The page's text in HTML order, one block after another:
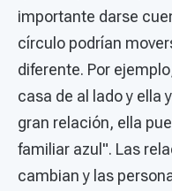
importante darse
círculo podrían
diferente. Por
casa de al lado y ella
gran relación, ella
familiar azul". Las
cambian y las